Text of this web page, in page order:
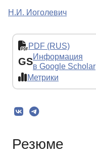
Н.И. Иоголевич
PDF (RUS)
GSИнформация
в Google Scholar
Метрики
Резюме